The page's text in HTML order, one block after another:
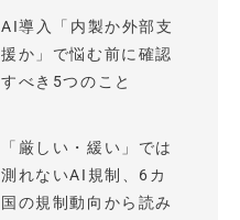
AI導入「内製か外部支
援か」で悩む前に確認
すべき5つのこと
「厳しい・緩い」では
測れないAI規制、6カ
国の規制動向から読み